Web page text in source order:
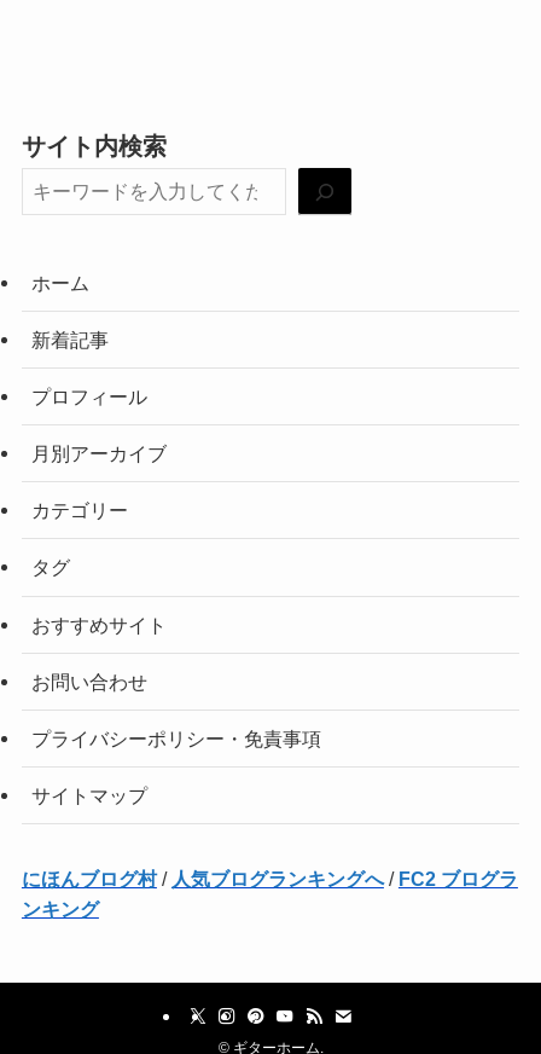
サイト内検索
ホーム
新着記事
プロフィール
月別アーカイブ
カテゴリー
タグ
おすすめサイト
お問い合わせ
プライバシーポリシー・免責事項
サイトマップ
にほんブログ村/ 人気ブログランキングへ/ FC2 ブログラ
ンキング
©ギターホーム.